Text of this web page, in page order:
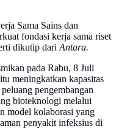
Sama Sains dan
fondasi kerja sama riset
dikutip dariAntara.
pada Rabu, 8 Juli
meningkatkan kapasitas
pengembangan
bioteknologi melalui
model kolaborasi yang
penyakit infeksius di